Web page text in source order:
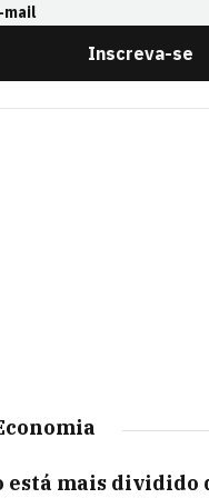
mail
Inscreva-se
está mais dividido